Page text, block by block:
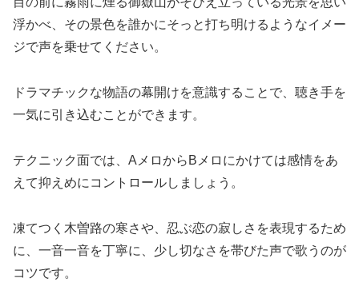
浮かべ、その景色を誰かにそっと打ち明けるようなイメー
ジで声を乗せてください。
ドラマチックな物語の幕開けを意識することで、聴き手を
一気に引き込むことができます。
テクニック面では、AメロからBメロにかけては感情をあ
えて抑えめにコントロールしましょう。
凍てつく木曽路の寒さや、忍ぶ恋の寂しさを表現するため
に、一音一音を丁寧に、少し切なさを帯びた声で歌うのが
コツです。